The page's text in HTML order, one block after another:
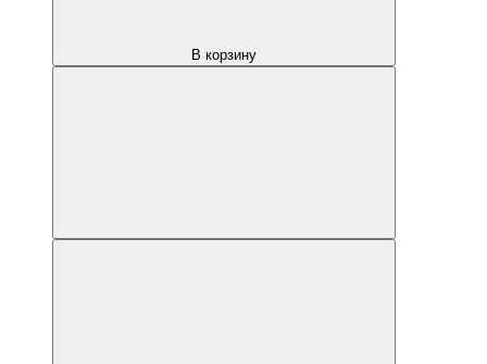
В корзину